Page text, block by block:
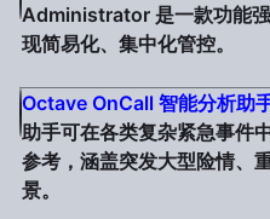
Administrator 是一款功能
现简易化、集中化管控。
Octave OnCall 智能分析助
助手可在各类复杂紧急事件
参考，涵盖突发大型险情、
景。